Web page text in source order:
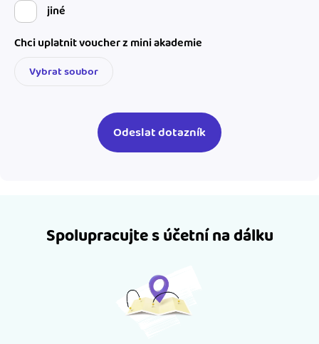
jiné
Chci uplatnit voucher z mini akademie
Vybrat soubor
Spolupracujte s účetní na dálku